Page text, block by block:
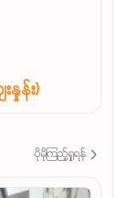
နှုန်း)
ပိုမိုကြည့်ရှုရန်